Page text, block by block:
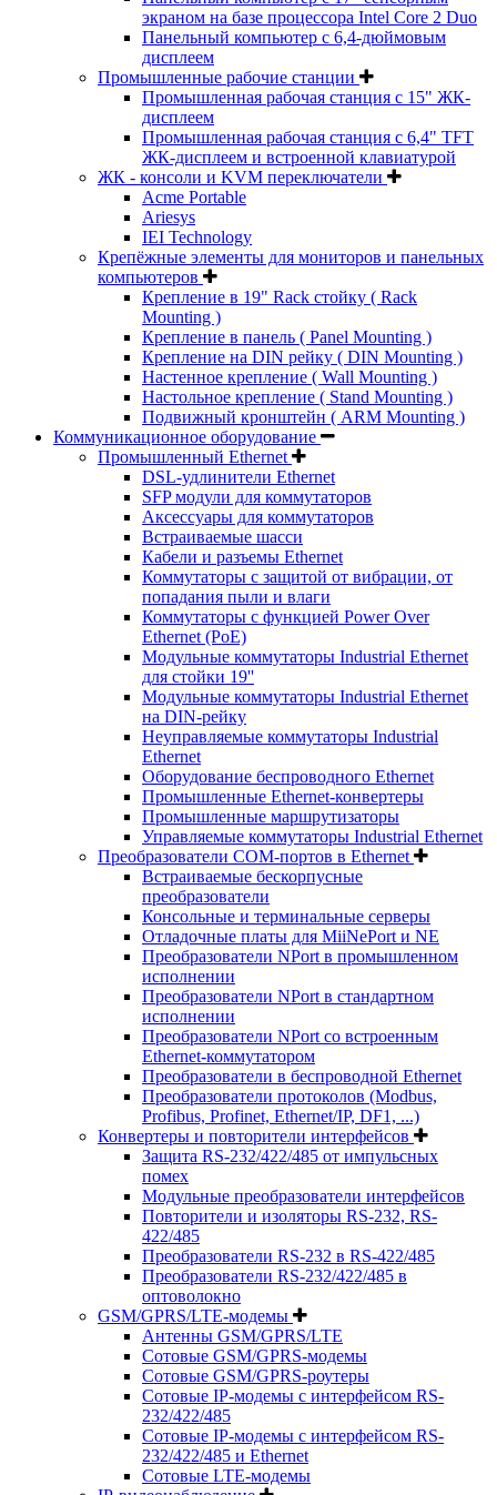
экраном на базе процессора Intel Core 2 Duo
Панельный компьютер с 6,4-дюймовым
дисплеем
Промышленные рабочие станции
Промышленная рабочая станция с 15" ЖК-
дисплеем
Промышленная рабочая станция с 6,4" TFT
ЖК-дисплеем и встроенной клавиатурой
ЖК - консоли и KVM переключатели
Acme Portable
Ariesys
IEI Technology
Крепёжные элементы для мониторов и панельных
компьютеров
Крепление в 19" Rack стойку ( Rack
Mounting )
Крепление в панель ( Panel Mounting )
Крепление на DIN рейку ( DIN Mounting )
Настенное крепление ( Wall Mounting )
Настольное крепление ( Stand Mounting )
Подвижный кронштейн ( ARM Mounting )
Коммуникационное оборудование
Промышленный Ethernet
DSL-удлинители Ethernet
SFP модули для коммутаторов
Аксессуары для коммутаторов
Встраиваемые шасси
Кабели и разъемы Ethernet
Коммутаторы с защитой от вибрации, от
попадания пыли и влаги
Коммутаторы с функцией Power Over
Ethernet (PoE)
Модульные коммутаторы Industrial Ethernet
для стойки 19''
Модульные коммутаторы Industrial Ethernet
на DIN-рейку
Неуправляемые коммутаторы Industrial
Ethernet
Оборудование беспроводного Ethernet
Промышленные Ethernet-конвертеры
Промышленные маршрутизаторы
Управляемые коммутаторы Industrial Ethernet
Преобразователи COM-портов в Ethernet
Встраиваемые бескорпусные
преобразователи
Консольные и терминальные серверы
Отладочные платы для MiiNePort и NE
Преобразователи NPort в промышленном
исполнении
Преобразователи NPort в стандартном
исполнении
Преобразователи NPort со встроенным
Ethernet-коммутатором
Преобразователи в беспроводной Ethernet
Преобразователи протоколов (Modbus,
Profibus, Profinet, Ethernet/IP, DF1, ...)
Конвертеры и повторители интерфейсов
Защита RS-232/422/485 от импульсных
помех
Модульные преобразователи интерфейсов
Повторители и изоляторы RS-232, RS-
422/485
Преобразователи RS-232 в RS-422/485
Преобразователи RS-232/422/485 в
оптоволокно
GSM/GPRS/LTE-модемы
Антенны GSM/GPRS/LTE
Сотовые GSM/GPRS-модемы
Сотовые GSM/GPRS-роутеры
Сотовые IP-модемы с интерфейсом RS-
232/422/485
Сотовые IP-модемы с интерфейсом RS-
232/422/485 и Ethernet
Сотовые LTE-модемы